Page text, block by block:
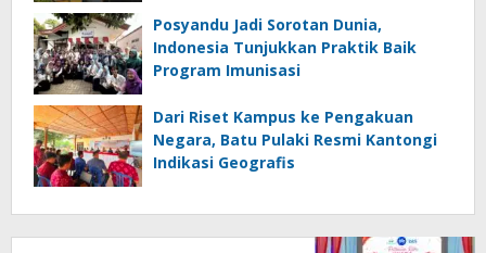
Posyandu Jadi Sorotan Dunia,
Indonesia Tunjukkan Praktik Baik
Program Imunisasi
Dari Riset Kampus ke Pengakuan
Negara, Batu Pulaki Resmi Kantongi
Indikasi Geografis